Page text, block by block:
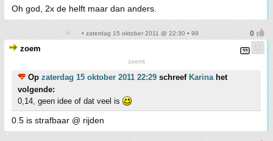
Oh god, 2x de helft maar dan anders.
• zaterdag 15 oktober 2011 @ 22:30 • 99
zoem
zoemt
Op zaterdag 15 oktober 2011 22:29 schreef Karinahet
volgende:
0,14, geen idee of dat veel is
0.5 is strafbaar @ rijden